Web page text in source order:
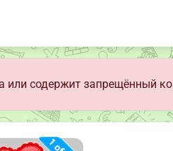
или содержит запрещённый